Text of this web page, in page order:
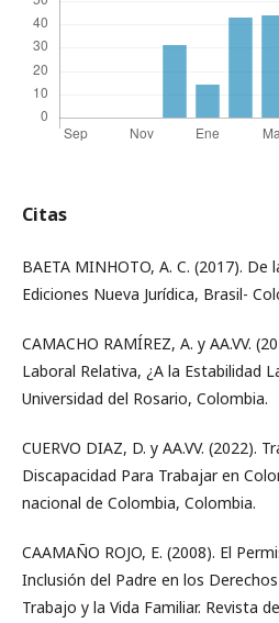
Citas
BAETA MINHOTO, A. C. (2017).
Ediciones Nueva Jurídica, Brasil-
CAMACHO RAMÍREZ, A. y AA.VV.
Laboral Relativa, ¿A la Estabilidad
Universidad del Rosario, Colombia.
CUERVO DIAZ, D. y AA.VV. (2022).
Discapacidad Para Trabajar en
nacional de Colombia, Colombia.
CAAMAÑO ROJO, E. (2008). El
Inclusión del Padre en los
Trabajo y la Vida Familiar. Revista